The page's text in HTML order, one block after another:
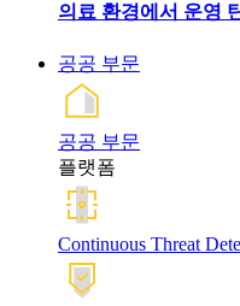
의료 환경에서 운영
공공 부문
공공 부문
플랫폼
Continuous Threat